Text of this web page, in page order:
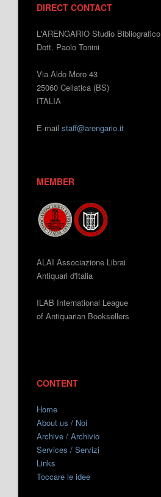
DIRECT CONTACT
L'ARENGARIO Studio Bibliografico
Dott. Paolo Tonini
Via Aldo Moro 43
25060 Cellatica (BS)
ITALIA
E-mail staff@arengario.it
MEMBER
ALAI Associazione Librai
Antiquari d'Italia
ILAB International League
of Antiquarian Booksellers
CONTENT
Home
About us / Noi
Archive / Archivio
Services / Servizi
Links
Toccare le idee